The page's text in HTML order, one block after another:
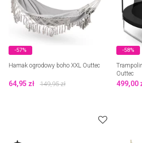
-57%
Hamak ogrodowy boho XXL Outtec
64,95 zł 149,95zł
-58%
Outtec
499,00